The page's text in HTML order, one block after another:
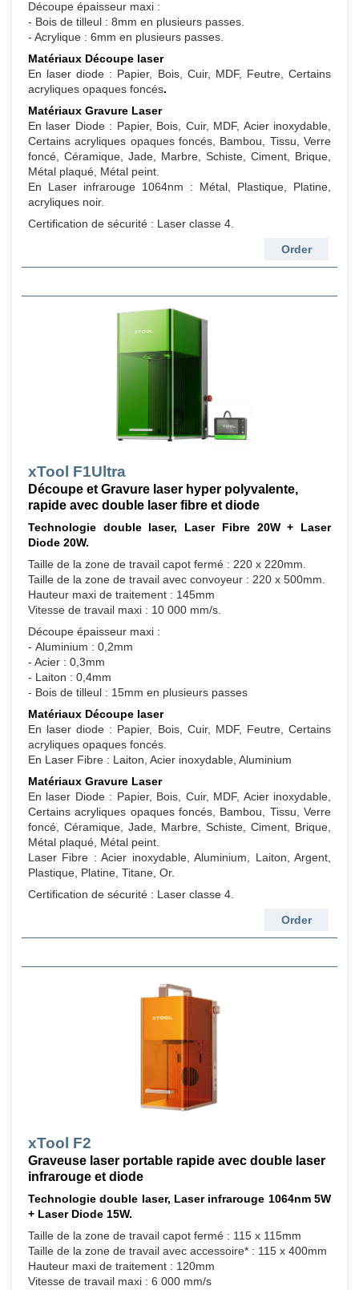
Découpe épaisseur maxi :
- Bois de tilleul : 8mm en plusieurs passes.
- Acrylique : 6mm en plusieurs passes.
Matériaux Découpe laser
En laser diode : Papier, Bois, Cuir, MDF, Feutre, Certains
acryliques opaques foncés.
Matériaux Gravure Laser
En laser Diode : Papier, Bois, Cuir, MDF, Acier inoxydable,
Certains acryliques opaques foncés, Bambou, Tissu, Verre
foncé, Céramique, Jade, Marbre, Schiste, Ciment, Brique,
Métal plaqué, Métal peint.
En Laser infrarouge 1064nm : Métal, Plastique, Platine,
acryliques noir.
Certification de sécurité : Laser classe 4.
Order
xTool F1Ultra
Découpe et Gravure laser hyper polyvalente,
rapide avec double laser fibre et diode
Technologie double laser, Laser Fibre 20W + Laser
Diode 20W.
Taille de la zone de travail capot fermé : 220 x 220mm.
Taille de la zone de travail avec convoyeur : 220 x 500mm.
Hauteur maxi de traitement : 145mm
Vitesse de travail maxi : 10 000 mm/s.
Découpe épaisseur maxi :
- Aluminium : 0,2mm
- Acier : 0,3mm
- Laiton : 0,4mm
- Bois de tilleul : 15mm en plusieurs passes
Matériaux Découpe laser
En laser diode : Papier, Bois, Cuir, MDF, Feutre, Certains
acryliques opaques foncés.
En Laser Fibre : Laiton, Acier inoxydable, Aluminium
Matériaux Gravure Laser
En laser Diode : Papier, Bois, Cuir, MDF, Acier inoxydable,
Certains acryliques opaques foncés, Bambou, Tissu, Verre
foncé, Céramique, Jade, Marbre, Schiste, Ciment, Brique,
Métal plaqué, Métal peint.
Laser Fibre : Acier inoxydable, Aluminium, Laiton, Argent,
Plastique, Platine, Titane, Or.
Certification de sécurité : Laser classe 4.
Order
xTool F2
Graveuse laser portable rapide avec double laser
infrarouge et diode
Technologie double laser, Laser infrarouge 1064nm 5W
+ Laser Diode 15W.
Taille de la zone de travail capot fermé : 115 x 115mm
Taille de la zone de travail avec accessoire* : 115 x 400mm
Hauteur maxi de traitement : 120mm
Vitesse de travail maxi : 6 000 mm/s